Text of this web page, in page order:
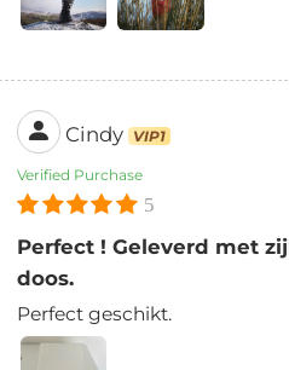
Cindy VIP1
Verified Purchase
5
Perfect ! Geleverd met
doos.
Perfect geschikt.